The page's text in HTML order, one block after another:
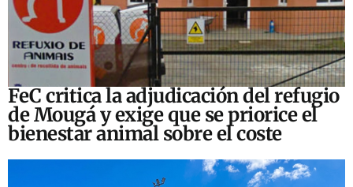
FeC critica la adjudicación del refugio
de Mougá y exige que se priorice el
bienestar animal sobre el coste